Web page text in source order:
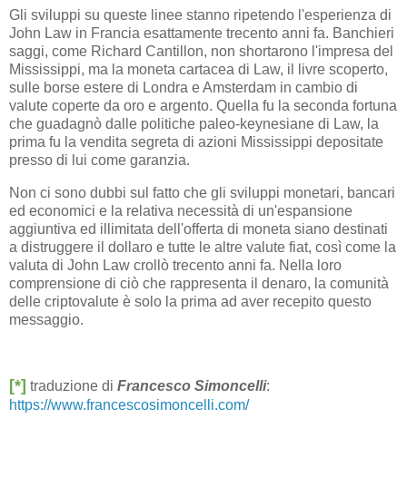
Gli sviluppi su queste linee stanno ripetendo l'esperienza di
John Law in Francia esattamente trecento anni fa. Banchieri
saggi, come Richard Cantillon, non shortarono l'impresa del
Mississippi, ma la moneta cartacea di Law, il livre scoperto,
sulle borse estere di Londra e Amsterdam in cambio di
valute coperte da oro e argento. Quella fu la seconda fortuna
che guadagnò dalle politiche paleo-keynesiane di Law, la
prima fu la vendita segreta di azioni Mississippi depositate
presso di lui come garanzia.
Non ci sono dubbi sul fatto che gli sviluppi monetari, bancari
ed economici e la relativa necessità di un'espansione
aggiuntiva ed illimitata dell'offerta di moneta siano destinati
a distruggere il dollaro e tutte le altre valute fiat, così come la
valuta di John Law crollò trecento anni fa. Nella loro
comprensione di ciò che rappresenta il denaro, la comunità
delle criptovalute è solo la prima ad aver recepito questo
messaggio.
[*] traduzione di Francesco Simoncelli:
https://www.francescosimoncelli.com/